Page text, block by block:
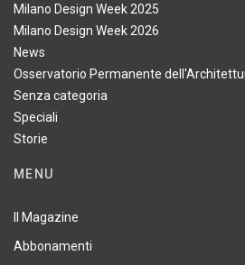
Milano Design Week 2025
Milano Design Week 2026
News
Osservatorio Permanente
Senza categoria
Speciali
Storie
MENU
Il Magazine
Abbonamenti